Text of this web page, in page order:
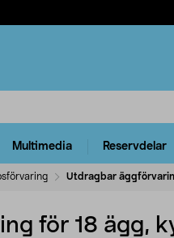
Multimedia Reservdelar
Utdragbar
för 18 ägg,